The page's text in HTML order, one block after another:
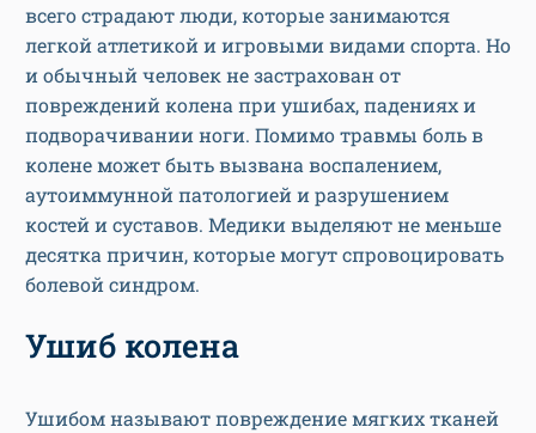
всего страдают люди, которые занимаются
легкой атлетикой и игровыми видами спорта. Но
и обычный человек не застрахован от
повреждений колена при ушибах, падениях и
подворачивании ноги. Помимо травмы боль в
колене может быть вызвана воспалением,
аутоиммунной патологией и разрушением
костей и суставов. Медики выделяют не меньше
десятка причин, которые могут спровоцировать
болевой синдром.
Ушиб колена
Ушибом называют повреждение мягких тканей